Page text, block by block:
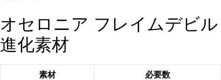
オセロニア フレイムデビル
進化素材
素材 必要数